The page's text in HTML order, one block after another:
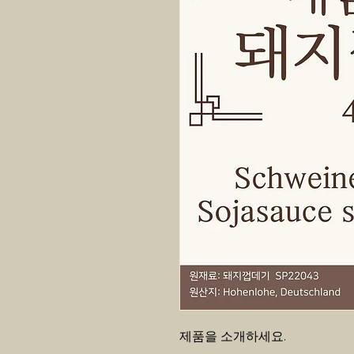
제품을 소개하세요.